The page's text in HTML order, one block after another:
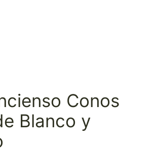
Conos
Blanco y